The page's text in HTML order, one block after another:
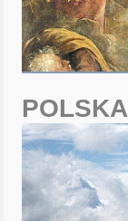
POLSKA